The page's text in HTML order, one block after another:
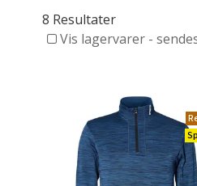
overalls
Kansas kedeldragter
skjorter
efter category: Kansas T-shirts
Kansas poloshirts
trøjer
Kansas hættetrøjer
8 Resultater
Vis lagervarer -